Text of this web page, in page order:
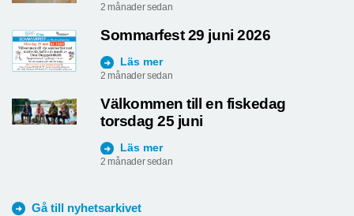
2 månader sedan
Sommarfest 29 juni 2026
Läs mer
2 månader sedan
Välkommen till en fiskedag
torsdag 25 juni
Läs mer
2 månader sedan
Gå till nyhetsarkivet